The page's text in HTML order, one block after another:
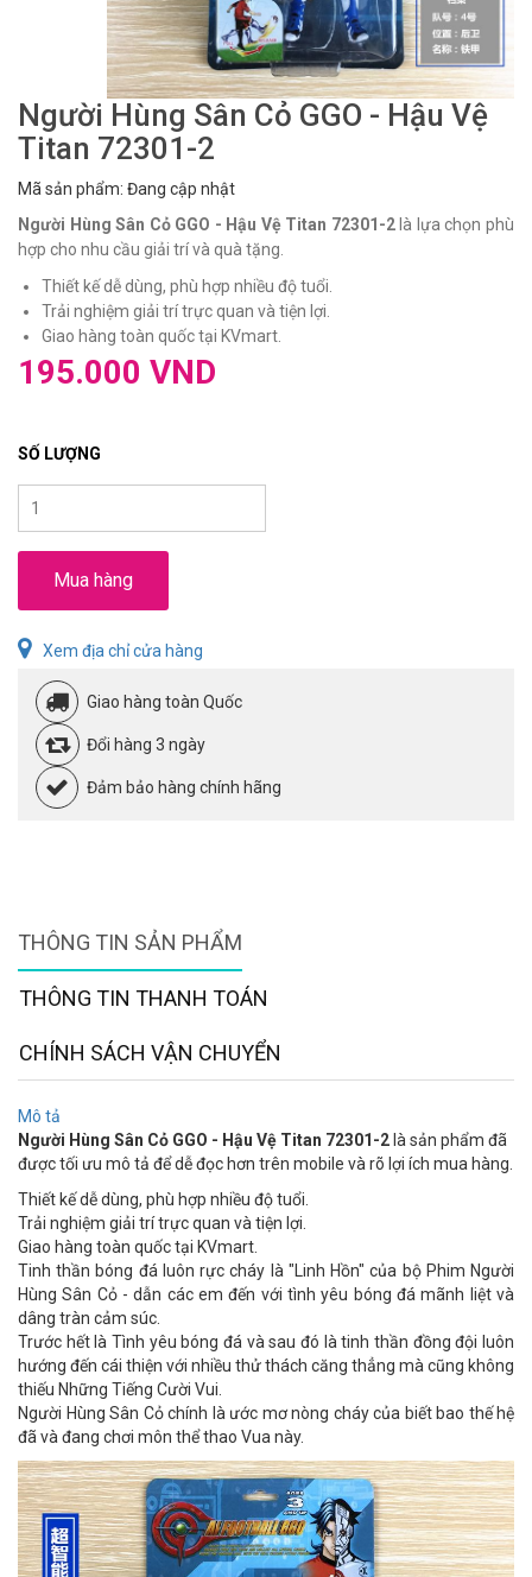
Người Hùng Sân Cỏ GGO - Hậu Vệ
Titan 72301-2
Mã sản phẩm: Đang cập nhật
Người Hùng Sân Cỏ GGO - Hậu Vệ Titan 72301-2là lựa chọn phù
hợp cho nhu cầu giải trí và quà tặng.
Thiết kế dễ dùng, phù hợp nhiều độ tuổi.
Trải nghiệm giải trí trực quan và tiện lợi.
Giao hàng toàn quốc tại KVmart.
195.000 VND
SỐ LƯỢNG
Mua hàng
Xem địa chỉ cửa hàng
Giao hàng toàn Quốc
Đổi hàng 3 ngày
Đảm bảo hàng chính hãng
THÔNG TIN SẢN PHẨM
THÔNG TIN THANH TOÁN
CHÍNH SÁCH VẬN CHUYỂN
Mô tả
Người Hùng Sân Cỏ GGO - Hậu Vệ Titan 72301-2là sản phẩm đã
được tối ưu mô tả để dễ đọc hơn trên mobile và rõ lợi ích mua hàng.
Thiết kế dễ dùng, phù hợp nhiều độ tuổi.
Trải nghiệm giải trí trực quan và tiện lợi.
Giao hàng toàn quốc tại KVmart.
Tinh thần bóng đá luôn rực cháy là "Linh Hồn" của bộ Phim Người
Hùng Sân Cỏ - dẫn các em đến với tình yêu bóng đá mãnh liệt và
dâng tràn cảm súc.
Trước hết là Tình yêu bóng đá và sau đó là tinh thần đồng đội luôn
hướng đến cái thiện với nhiều thử thách căng thẳng mà cũng không
thiếu Những Tiếng Cười Vui.
Người Hùng Sân Cỏ chính là ước mơ nòng cháy của biết bao thế hệ
đã và đang chơi môn thể thao Vua này.